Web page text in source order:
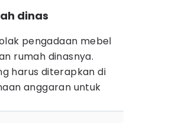
dinas
pengadaan mebel
rumah dinasnya.
harus diterapkan di
anggaran untuk